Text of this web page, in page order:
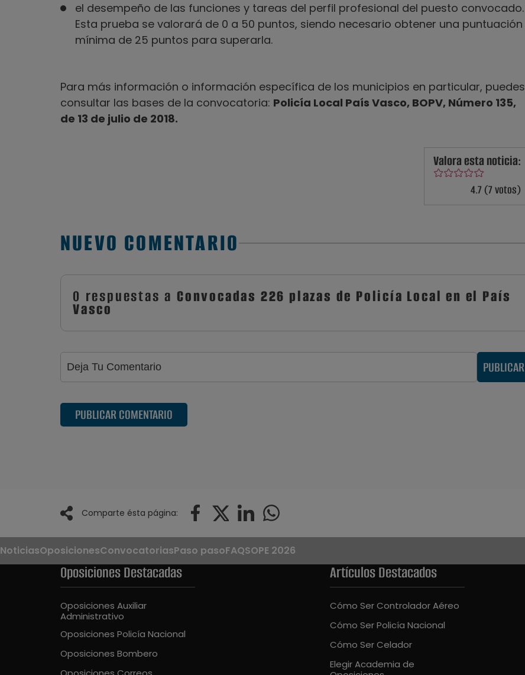
el desempeño de las funciones y tareas del perfil profesional del puesto convocado.
Esta prueba se valorará de 0 a 50 puntos, siendo necesario obtener una puntuación
mínima de 25 puntos para superarla.
Para más información o información específica de los municipios en particular, puedes
consultar las bases de la convocatoria: Policía Local País Vasco, BOPV, Número 135,
de 13 de julio de 2018.
Valora esta noticia:
4.7 (7 votos)
NUEVO COMENTARIO
0 respuestas a Convocadas 226 plazas de Policía Local en el País
Vasco
PUBLICAR
PUBLICAR COMENTARIO
Comparte ésta página:
NoticiasOposicionesConvocatoriasPaso pasoFAQSOPE 2026
Oposiciones Destacadas
Oposiciones Auxiliar
Administrativo
Oposiciones Policía Nacional
Oposiciones Bombero
Artículos Destacados
Cómo Ser Controlador Aéreo
Cómo Ser Policía Nacional
Cómo Ser Celador
Elegir Academia de